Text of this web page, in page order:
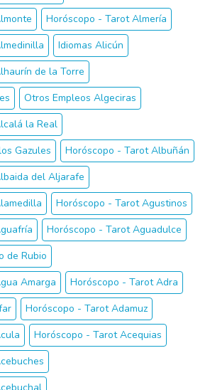
Horóscopo - Tarot Almería
Idiomas Alicún
de la Torre
Otros Empleos Algeciras
la Real
Gazules
Horóscopo - Tarot Albuñán
del Aljarafe
Horóscopo - Tarot Agustinos
Horóscopo - Tarot Aguadulce
de Rubio
Amarga
Horóscopo - Tarot Adra
Horóscopo - Tarot Adamuz
Horóscopo - Tarot Acequias